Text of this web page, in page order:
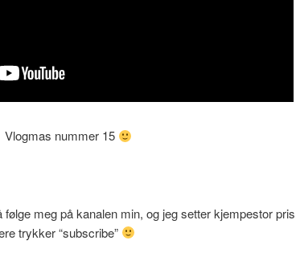
Vlogmas nummer 15
meg på kanalen min, og jeg setter kjempestor pris
trykker “subscribe”